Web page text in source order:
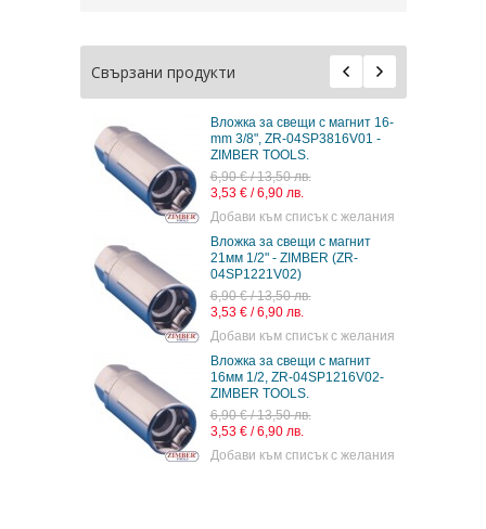
Свързани продукти
Вложка за свещи с магнит 16-
mm 3/8", ZR-04SP3816V01 -
ZIMBER TOOLS.
6,90 € / 13,50 лв.
3,53 € / 6,90 лв.
Добави към списък с желания
Вложка за свещи с магнит
21мм 1/2" - ZIMBER (ZR-
04SP1221V02)
6,90 € / 13,50 лв.
3,53 € / 6,90 лв.
Добави към списък с желания
Вложка за свещи с магнит
16мм 1/2, ZR-04SP1216V02-
ZIMBER TOOLS.
6,90 € / 13,50 лв.
3,53 € / 6,90 лв.
Добави към списък с желания